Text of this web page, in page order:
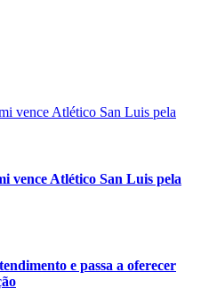
vence Atlético San Luis pela
e passa a oferecer